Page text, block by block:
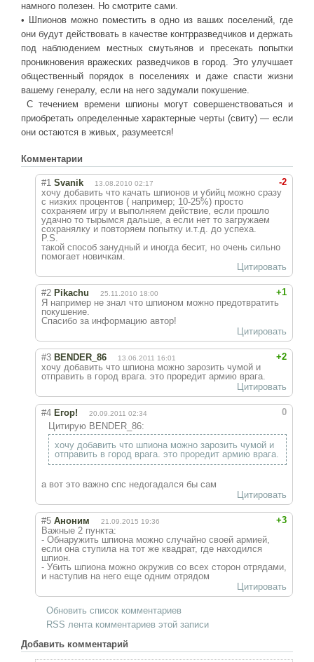
намного полезен. Но смотрите сами.
• Шпионов можно поместить в одно из ваших поселений, где
они будут действовать в качестве контрразведчиков и держать
под наблюдением местных смутьянов и пресекать попытки
проникновения вражеских разведчиков в город. Это улучшает
общественный порядок в поселениях и даже спасти жизни
вашему генералу, если на него задумали покушение.
С течением времени шпионы могут совершенствоваться и
приобретать определенные характерные черты (свиту) — если
они остаются в живых, разумеется!
Комментарии
-2
#1 Svanik 13.08.2010 02:17
хочу добавить что качать шпионов и убийц можно сразу
с низких процентов ( например; 10-25%) просто
сохраняем игру и выполняем действие, если прошло
удачно то тырымся дальше, а если нет то загружаем
сохранялку и повторяем попытку и.т.д. до успеха.
P.S.
такой способ занудный и иногда бесит, но очень сильно
помогает новичкам.
Цитировать
+1
#2 Pikachu 25.11.2010 18:00
Я например не знал что шпионом можно предотвратить
покушение.
Спасибо за информацию автор!
Цитировать
+2
#3 BENDER_86 13.06.2011 16:01
хочу добавить что шпиона можно зарозить чумой и
отправить в город врага. это проредит армию врага.
Цитировать
0
#4 Егор! 20.09.2011 02:34
Цитирую BENDER_86:
хочу добавить что шпиона можно зарозить чумой и
отправить в город врага. это проредит армию врага.
а вот это важно спс недогадался бы сам
Цитировать
+3
#5 Аноним 21.09.2015 19:36
Важные 2 пункта:
- Обнаружить шпиона можно случайно своей армией,
если она ступила на тот же квадрат, где находился
шпион.
- Убить шпиона можно окружив со всех сторон отрядами,
и наступив на него еще одним отрядом
Цитировать
Обновить список комментариев
RSS лента комментариев этой записи
Добавить комментарий